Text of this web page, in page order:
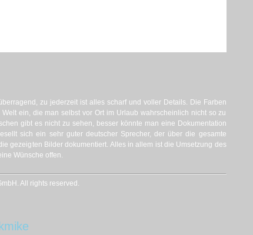
zu jederzeit ist alles scharf und voller Details. Die Farben
ein, die man selbst vor Ort im Urlaub wahrscheinlich nicht so zu
gibt es nicht zu sehen, besser könnte man eine Dokumentation
sich ein sehr guter deutscher Sprecher, der über die gesamte
gezeigten Bilder dokumentiert. Alles in allem ist die Umsetzung des
Wünsche offen.
All rights reserved.